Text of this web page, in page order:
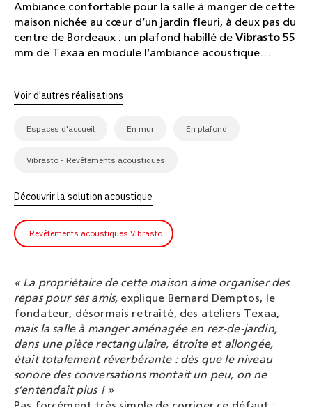
Ambiance confortable pour la salle à manger de cette
maison nichée au cœur d’un jardin fleuri, à deux pas du
centre de Bordeaux : un plafond habillé de Vibrasto 55
mm de Texaa en module l’ambiance acoustique…
Voir d'autres réalisations
Espaces d'accueil En mur En plafond
Vibrasto - Revêtements acoustiques
Découvrir la solution acoustique
Revêtements acoustiques Vibrasto
« La propriétaire de cette maison aime organiser des
repas pour ses amis, explique Bernard Demptos, le
fondateur, désormais retraité, des ateliers Texaa,
mais la salle à manger aménagée en rez-de-jardin,
dans une pièce rectangulaire, étroite et allongée,
était totalement réverbérante : dès que le niveau
sonore des conversations montait un peu, on ne
s’entendait plus ! »